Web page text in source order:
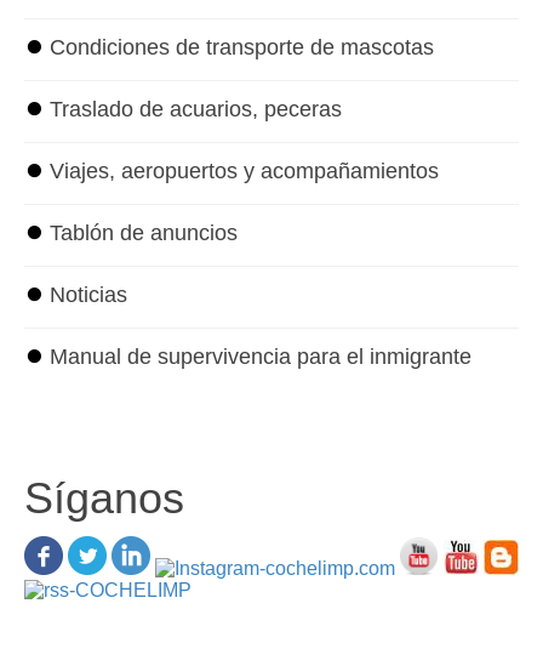
⏺ Condiciones de transporte de mascotas
⏺ Traslado de acuarios, peceras
⏺ Viajes, aeropuertos y acompañamientos
⏺ Tablón de anuncios
⏺ Noticias
⏺ Manual de supervivencia para el inmigrante
Síganos